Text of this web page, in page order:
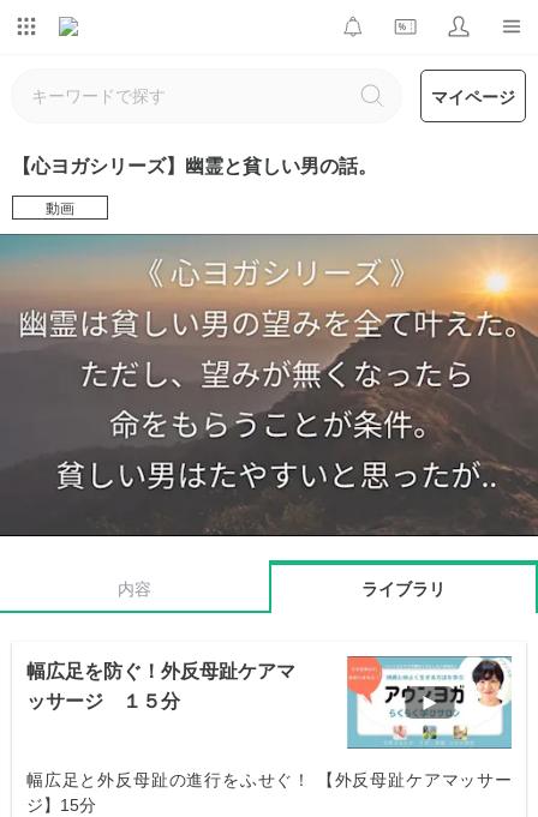
マイページ
【心ヨガシリーズ】幽霊と貧しい男の話。
動画
内容 ライブラリ
幅広足を防ぐ！外反母趾ケアマ
ッサージ １５分
幅広足と外反母趾の進行をふせぐ！ 【外反母趾ケアマッサー
ジ】15分